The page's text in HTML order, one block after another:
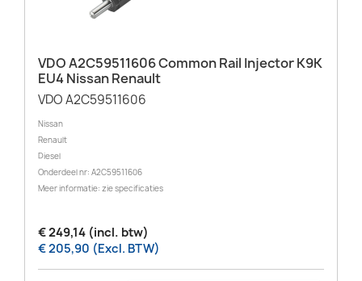
VDO A2C59511606 Common Rail Injector K9K
EU4 Nissan Renault
VDO A2C59511606
Nissan
Renault
Diesel
Onderdeel nr: A2C59511606
Meer informatie: zie specificaties
€ 249,14 (incl. btw)
€ 205,90 (Excl. BTW)